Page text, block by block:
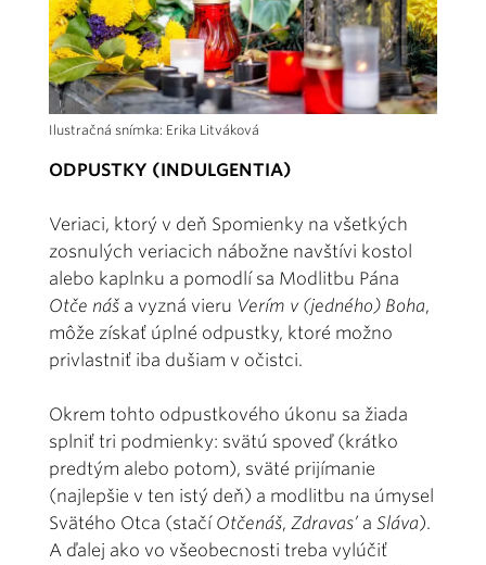
Ilustračná snímka: Erika Litváková
ODPUSTKY (INDULGENTIA)
Veriaci, ktorý v deň Spomienky na všetkých
zosnulých veriacich nábožne navštívi kostol
alebo kaplnku a pomodlí sa Modlitbu Pána
Otče náš a vyzná vieru Verím v (jedného) Boha,
môže získať úplné odpustky, ktoré možno
privlastniť iba dušiam v očistci.
Okrem tohto odpustkového úkonu sa žiada
splniť tri podmienky: svätú spoveď (krátko
predtým alebo potom), sväté prijímanie
(najlepšie v ten istý deň) a modlitbu na úmysel
Svätého Otca (stačí Otčenáš, Zdravas’ a Sláva).
A ďalej ako vo všeobecnosti treba vylúčiť